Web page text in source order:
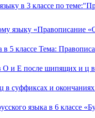
языку в 3 классе по
языку
в 5 классе Тема:
О и Е после шипящих и ц
суффиксах и
языка в 6